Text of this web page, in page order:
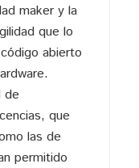
maker y la
que lo
abierto
de
que
las de
permitido